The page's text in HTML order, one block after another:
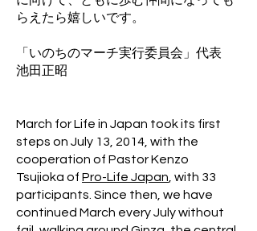
らえたら嬉しいです。
「いのちのマーチ実行委員会」代表
池田正昭
March for Life in Japan took its first
steps on July 13, 2014, with the
cooperation of Pastor Kenzo
Tsujioka of Pro-Life Japan , with 33
participants. Since then, we have
continued March every July without